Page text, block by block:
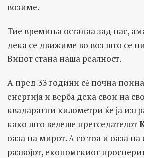
возиме.
Тие времиња останаа зад нас,
дека се движиме во воз што се
Вицот стана наша реалност.
А пред 33 години сѐ почна
енергија и верба дека свои на
квадаратни километри ќе ја
како што велеше претседателот
оаза на мирот. А со тоа и оаза на
развојот, економскиот